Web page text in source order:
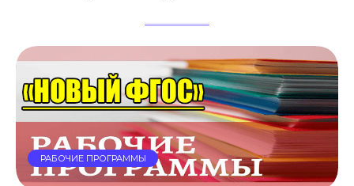
РАБОЧИЕ ПРОГРАММЫ